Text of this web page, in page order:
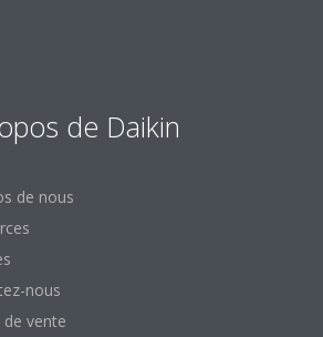
de Daikin
de nous
nous
de vente